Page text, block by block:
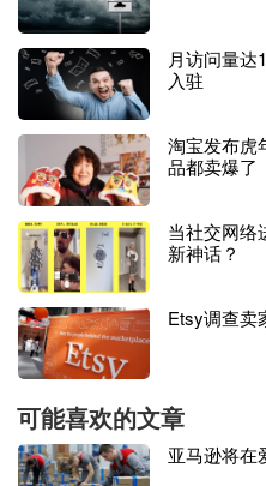
据Target的官方新闻显示，
成员、授权拉丁裔拥有的企
五年中投资超过了11亿美元
应商、媒体公司、战略合作
西班牙奖学金基金和
八年赞助第34届西班牙裔遗
月访问量达
入驻
淘宝发布虎
品都卖爆了
当社交网络
新神话？
Etsy调查卖
可能喜欢的文章
亚马逊将在